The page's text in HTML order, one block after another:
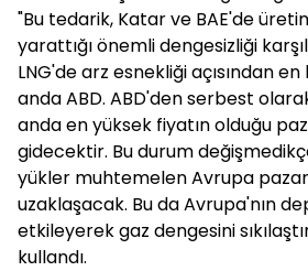
"Bu tedarik, Katar ve BAE'de
yarattığı önemli dengesizliği
LNG'de arz esnekliği açısından
anda ABD. ABD'den serbest
anda en yüksek fiyatın olduğu
gidecektir. Bu durum
yükler muhtemelen Avrupa
uzaklaşacak. Bu da Avrupa'nın
etkileyerek gaz dengesini
kullandı.